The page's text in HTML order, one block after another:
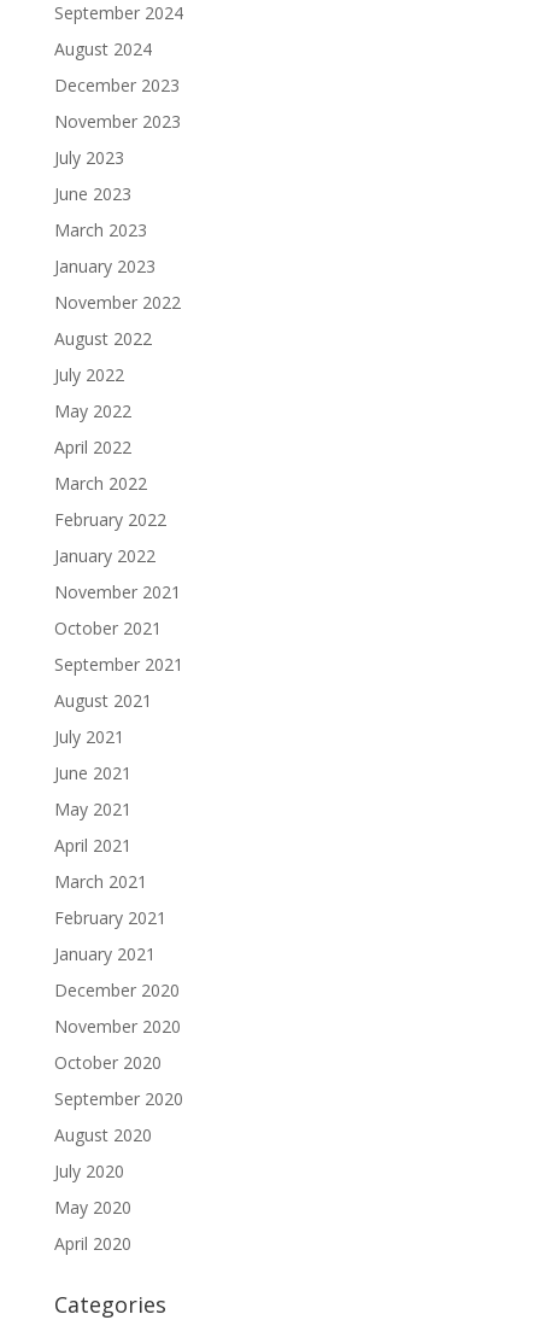
September 2024
August 2024
December 2023
November 2023
July 2023
June 2023
March 2023
January 2023
November 2022
August 2022
July 2022
May 2022
April 2022
March 2022
February 2022
January 2022
November 2021
October 2021
September 2021
August 2021
July 2021
June 2021
May 2021
April 2021
March 2021
February 2021
January 2021
December 2020
November 2020
October 2020
September 2020
August 2020
July 2020
May 2020
April 2020
Categories